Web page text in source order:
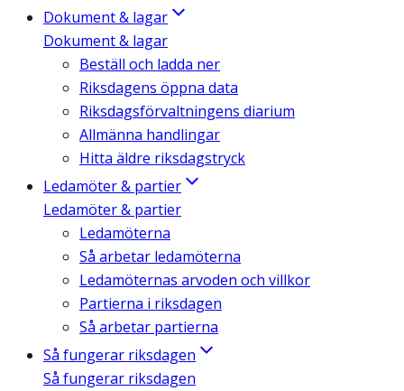
Dokument & lagar
Dokument & lagar
Beställ och ladda ner
Riksdagens öppna data
Riksdagsförvaltningens diarium
Allmänna handlingar
Hitta äldre riksdagstryck
Ledamöter & partier
Ledamöter & partier
Ledamöterna
Så arbetar ledamöterna
Ledamöternas arvoden och villkor
Partierna i riksdagen
Så arbetar partierna
Så fungerar riksdagen
Så fungerar riksdagen